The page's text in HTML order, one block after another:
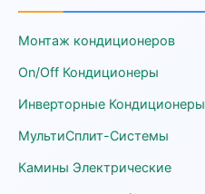
Монтаж кондиционеров
On/Off Кондиционеры
Инверторные Кондиционеры
МультиСплит-Системы
Камины Электрические